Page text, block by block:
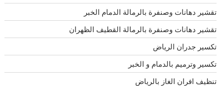
تقشير دهانات وصنفرة بالرمالة الدمام الخبر
تقشير دهانات وصنفرة بالرمالة القطيف الظهران
تكسير جدران الرياض
تكسير وترميم بالدمام و الخبر
تنظيف افران الغاز بالرياض